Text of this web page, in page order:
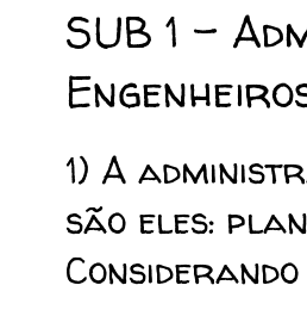
SUB 1 -
1) A
são eles: